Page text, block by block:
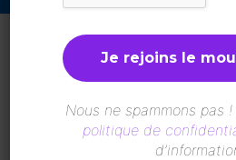
Mme Fatima Camara ministre de la
maritime de la guinée vient d’être élue
les États Africains Riverains de
pour la période 2025-2027.
Nous ne spammons pas
politique de